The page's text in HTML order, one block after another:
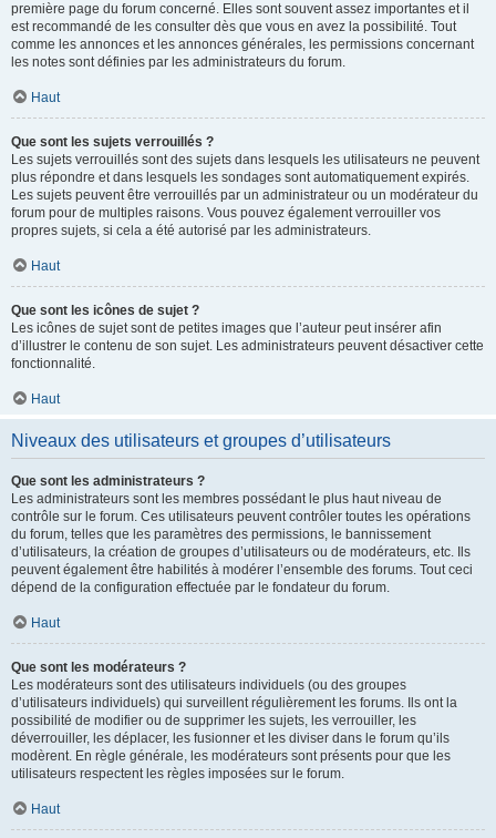
première page du forum concerné. Elles sont souvent assez importantes et il
est recommandé de les consulter dès que vous en avez la possibilité. Tout
comme les annonces et les annonces générales, les permissions concernant
les notes sont définies par les administrateurs du forum.
Haut
Que sont les sujets verrouillés ?
Les sujets verrouillés sont des sujets dans lesquels les utilisateurs ne peuvent
plus répondre et dans lesquels les sondages sont automatiquement expirés.
Les sujets peuvent être verrouillés par un administrateur ou un modérateur du
forum pour de multiples raisons. Vous pouvez également verrouiller vos
propres sujets, si cela a été autorisé par les administrateurs.
Haut
Que sont les icônes de sujet ?
Les icônes de sujet sont de petites images que l’auteur peut insérer afin
d’illustrer le contenu de son sujet. Les administrateurs peuvent désactiver cette
fonctionnalité.
Haut
Niveaux des utilisateurs et groupes d’utilisateurs
Que sont les administrateurs ?
Les administrateurs sont les membres possédant le plus haut niveau de
contrôle sur le forum. Ces utilisateurs peuvent contrôler toutes les opérations
du forum, telles que les paramètres des permissions, le bannissement
d’utilisateurs, la création de groupes d’utilisateurs ou de modérateurs, etc. Ils
peuvent également être habilités à modérer l’ensemble des forums. Tout ceci
dépend de la configuration effectuée par le fondateur du forum.
Haut
Que sont les modérateurs ?
Les modérateurs sont des utilisateurs individuels (ou des groupes
d’utilisateurs individuels) qui surveillent régulièrement les forums. Ils ont la
possibilité de modifier ou de supprimer les sujets, les verrouiller, les
déverrouiller, les déplacer, les fusionner et les diviser dans le forum qu’ils
modèrent. En règle générale, les modérateurs sont présents pour que les
utilisateurs respectent les règles imposées sur le forum.
Haut